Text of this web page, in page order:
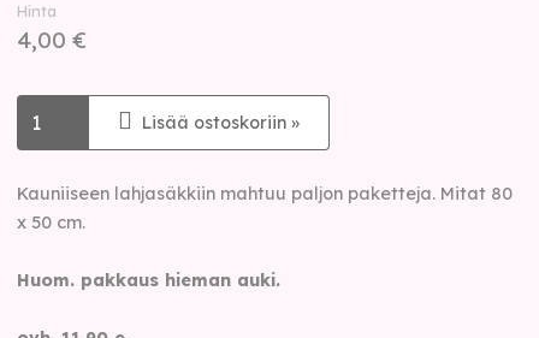
Hinta
4,00 €
Lisää ostoskoriin »
Kauniiseen lahjasäkkiin mahtuu paljon paketteja. Mitat 80
x 50 cm.
Huom. pakkaus hieman auki.